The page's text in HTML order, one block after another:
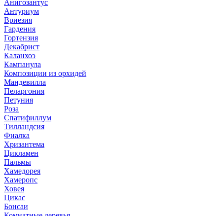
Анигозантус
Антуриум
Вриезия
Гардения
Гортензия
Декабрист
Каланхоэ
Кампанула
Композиции из орхидей
Мандевилла
Пеларгония
Петуния
Роза
Спатифиллум
Тилландсия
Фиалка
Хризантема
Цикламен
Пальмы
Хамедорея
Хамеропс
Ховея
Цикас
Бонсаи